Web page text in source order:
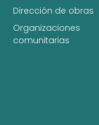
Dirección de obras
Organizaciones
comunitarias